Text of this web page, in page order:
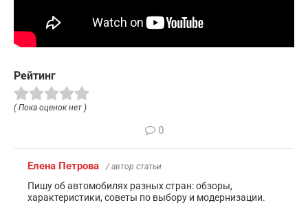
Рейтинг
( Пока оценок нет )
0
Елена Петрова / автор статьи
Пишу об автомобилях разных стран: обзоры,
характеристики, советы по выбору и модернизации.